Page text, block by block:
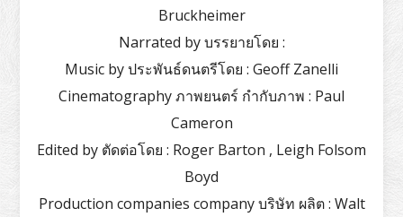
Bruckheimer
Narrated by บรรยายโดย :
Music by ประพันธ์ดนตรีโดย : Geoff Zanelli
Cinematography ภาพยนตร์ กำกับภาพ : Paul
Cameron
Edited by ตัดต่อโดย : Roger Barton , Leigh Folsom
Boyd
Production companies company บริษัท ผลิต : Walt